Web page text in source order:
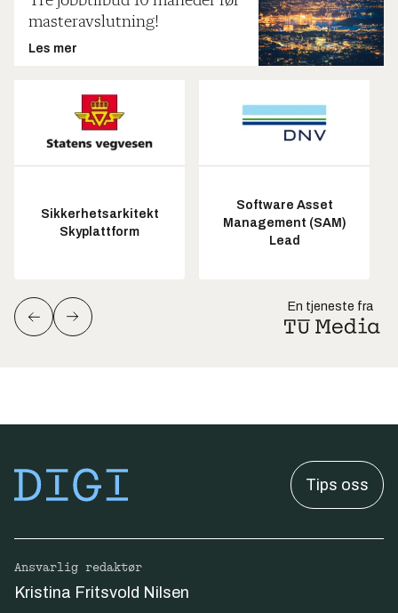
masteravslutning!
Les mer
Sikkerhetsarkitekt
Skyplattform
Software Asset
Management (SAM)
Lead
En tjeneste fra
Tips oss
Ansvarlig redaktør
Kristina Fritsvold Nilsen